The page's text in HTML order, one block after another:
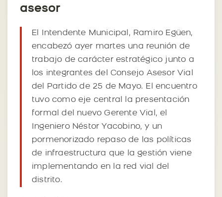
asesor
El Intendente Municipal, Ramiro Egüen,
encabezó ayer martes una reunión de
trabajo de carácter estratégico junto a
los integrantes del Consejo Asesor Vial
del Partido de 25 de Mayo. El encuentro
tuvo como eje central la presentación
formal del nuevo Gerente Vial, el
Ingeniero Néstor Yacobino, y un
pormenorizado repaso de las políticas
de infraestructura que la gestión viene
implementando en la red vial del
distrito.